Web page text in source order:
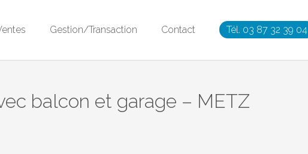
Gestion/Transaction Contact Tél. 03 87 32 39 04
balcon et garage – METZ